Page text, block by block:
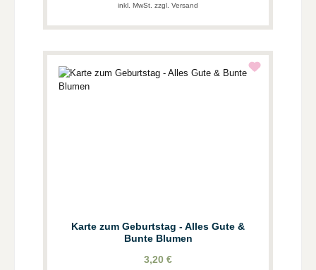
inkl. MwSt. zzgl. Versand
Karte zum Geburtstag - Alles Gute &
Bunte Blumen
3,20 €